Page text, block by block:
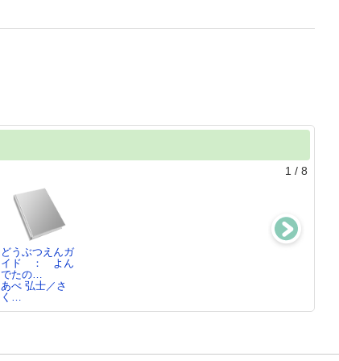
1 / 8
どうぶつえんガ
イド ： よん
でたの…
あべ 弘士／さ
く…